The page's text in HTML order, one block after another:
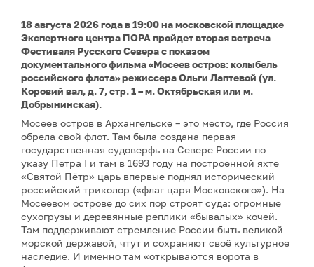
18 августа 2026 года в 19:00 на московской площадке
Экспертного центра ПОРА пройдет вторая встреча
Фестиваля Русского Севера с показом
документального фильма «Мосеев остров: колыбель
российского флота» режиссера Ольги Лаптевой (ул.
Коровий вал, д. 7, стр. 1 – м. Октябрьская или м.
Добрынинская).
Мосеев остров в Архангельске – это место, где Россия
обрела свой флот. Там была создана первая
государственная судоверфь на Севере России по
указу Петра I и там в 1693 году на построенной яхте
«Святой Пётр» царь впервые поднял исторический
российский триколор («флаг царя Московского»). На
Мосеевом острове до сих пор строят суда: огромные
сухогрузы и деревянные реплики «бывалых» кочей.
Там поддерживают стремление России быть великой
морской державой, чтут и сохраняют своё культурное
наследие. И именно там «открываются ворота в